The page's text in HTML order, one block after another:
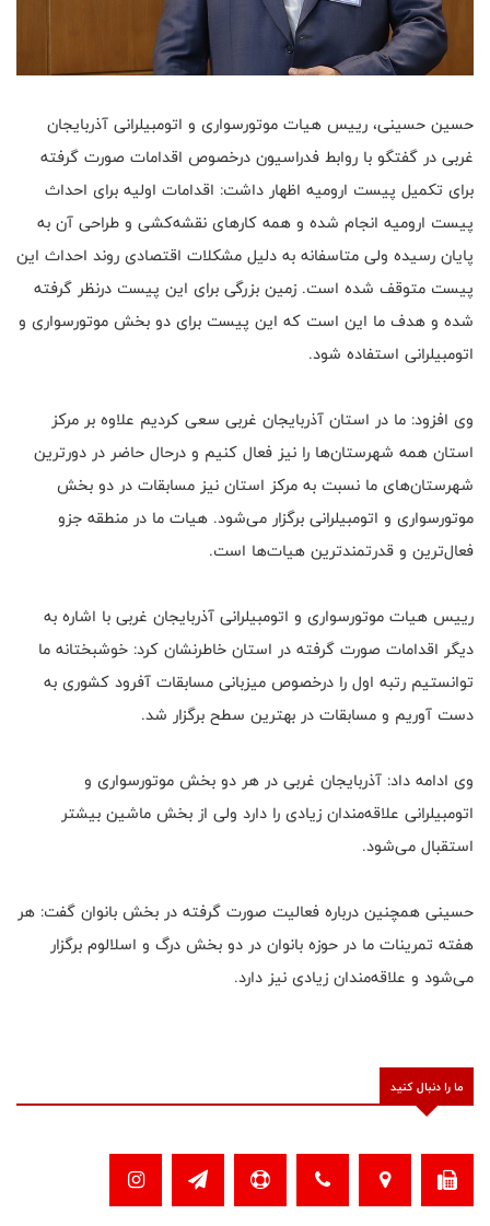
حسین حسینی، رییس هیات موتورسواری و اتومبیلرانی آذربایجان
غربی در گفتگو با روابط فدراسیون درخصوص اقدامات صورت گرفته
برای تکمیل پیست ارومیه اظهار داشت: اقدامات اولیه برای احداث
پیست ارومیه انجام شده و همه کارهای نقشه‌کشی و طراحی آن به
پایان رسیده ولی متاسفانه به دلیل مشکلات اقتصادی روند احداث این
پیست متوقف شده است. زمین بزرگی برای این پیست درنظر گرفته
شده و هدف ما این است که این پیست برای دو بخش موتورسواری و
اتومبیلرانی استفاده شود.
وی افزود: ما در استان آذربایجان غربی سعی کردیم علاوه بر مرکز
استان همه شهرستان‌ها را نیز فعال کنیم و درحال حاضر در دورترین
شهرستان‌های ما نسبت به مرکز استان نیز مسابقات در دو بخش
موتورسواری و اتومبیلرانی برگزار می‌شود. هیات ما در منطقه جزو
فعال‌ترین و قدرتمندترین هیات‌ها است.
رییس هیات موتورسواری و اتومبیلرانی آذربایجان غربی با اشاره به
دیگر اقدامات صورت گرفته در استان خاطرنشان کرد: خوشبختانه ما
توانستیم رتبه اول را درخصوص میزبانی مسابقات آفرود کشوری به
دست آوریم و مسابقات در بهترین سطح برگزار شد.
وی ادامه داد: آذربایجان غربی در هر دو بخش موتورسواری و
اتومبیلرانی علاقه‌مندان زیادی را دارد ولی از بخش ماشین بیشتر
استقبال می‌شود.
حسینی همچنین درباره فعالیت صورت گرفته در بخش بانوان گفت: هر
هفته تمرینات ما در حوزه بانوان در دو بخش درگ و اسلالوم برگزار
می‌شود و علاقه‌مندان زیادی نیز دارد.
ما را دنبال کنید